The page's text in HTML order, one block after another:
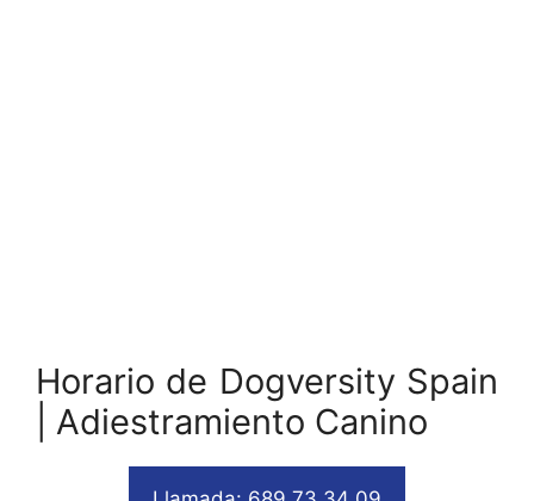
Horario de Dogversity Spain
| Adiestramiento Canino